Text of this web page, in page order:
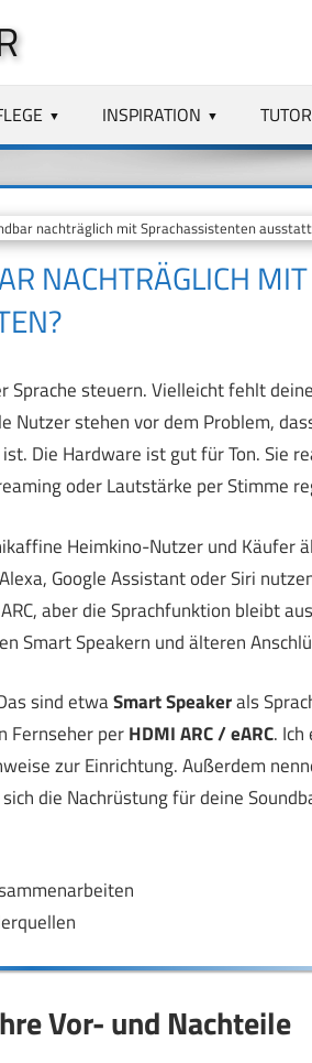
INSPIRATION
nachträglich mit Sprachassistenten
NACHTRÄGLICH MIT
steuern. Vielleicht fehlt
stehen vor dem Problem,
Die Hardware ist gut für Ton. Sie
oder Lautstärke per Stimme
Heimkino-Nutzer und Käufer
Google Assistant oder Siri
aber die Sprachfunktion bleibt
Smart Speakern und älteren
sind etwaSmart Speakerals
Fernseher perHDMI ARC / eARC. Ich
zur Einrichtung. Außerdem
die Nachrüstung für deine
Vor- und Nachteile